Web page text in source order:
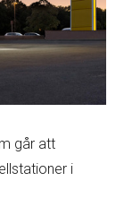
går att
i